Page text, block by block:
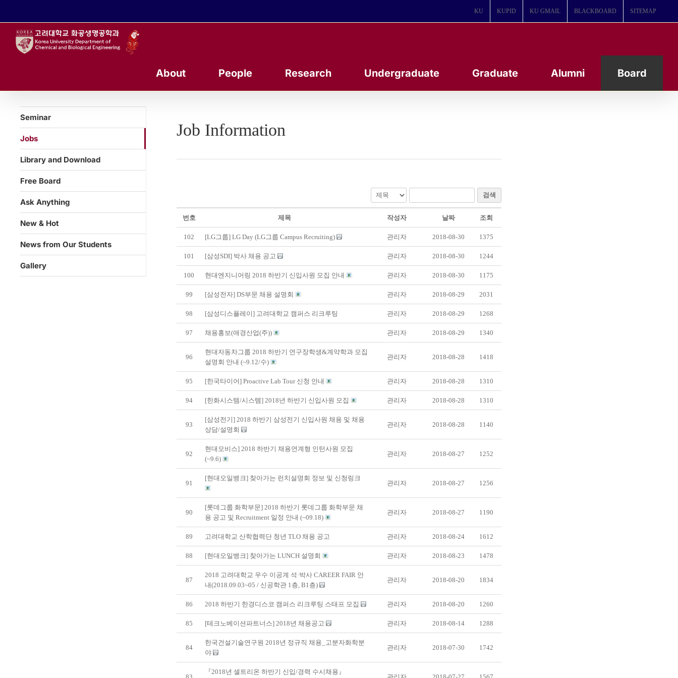
KU KUPID KU GMAIL BLACKBOARD SITEMAP
About People Research Undergraduate Graduate Alumni Board
Job Information
검색
번호 제목 작성자 날짜 조회
102 [LG그룹] LG Day (LG그룹 Campus Recruiting) 관리자 2018-08-30 1375
101 [삼성SDI] 박사 채용 공고 관리자 2018-08-30 1244
100 현대엔지니어링 2018 하반기 신입사원 모집 안내 관리자 2018-08-30 1175
99 [삼성전자] DS부문 채용 설명회 관리자 2018-08-29 2031
98 [삼성디스플레이] 고려대학교 캠퍼스 리크루팅 관리자 2018-08-29 1268
97 채용홍보(애경산업(주)) 관리자 2018-08-29 1340
96
현대자동차그룹 2018 하반기 연구장학생&계약학과 모집
설명회 안내 (~9.12/수)
관리자 2018-08-28 1418
95 [한국타이어] Proactive Lab Tour 신청 안내 관리자 2018-08-28 1310
94 [한화시스템/시스템] 2018년 하반기 신입사원 모집 관리자 2018-08-28 1310
93
[삼성전기] 2018 하반기 삼성전기 신입사원 채용 및 채용
상담/설명회
관리자 2018-08-28 1140
92
현대모비스] 2018 하반기 채용연계형 인턴사원 모집
(~9.6)
관리자 2018-08-27 1252
91
[현대오일뱅크] 찾아가는 런치설명회 정보 및 신청링크
관리자 2018-08-27 1256
90
[롯데그룹 화학부문] 2018 하반기 롯데그룹 화학부문 채
용 공고 및 Recruitment 일정 안내 (~09.18)
관리자 2018-08-27 1190
89 고려대학교 산학협력단 청년 TLO 채용 공고 관리자 2018-08-24 1612
88 [현대오일뱅크] 찾아가는 LUNCH 설명회 관리자 2018-08-23 1478
87
2018 고려대학교 우수 이공계 석·박사 CAREER FAIR 안
내(2018.09.03~05 / 신공학관 1층, B1층)
관리자 2018-08-20 1834
86 2018 하반기 한경디스코 캠퍼스 리크루팅 스태프 모집 관리자 2018-08-20 1260
85 [테크노베이션파트너스] 2018년 채용공고 관리자 2018-08-14 1288
84
한국건설기술연구원 2018년 정규직 채용_고분자화학분
야
관리자 2018-07-30 1742
『2018년 셀트리온 하반기 신입/경력 수시채용』
Seminar
Jobs
Library and Download
Free Board
Ask Anything
New & Hot
News from Our Students
Gallery